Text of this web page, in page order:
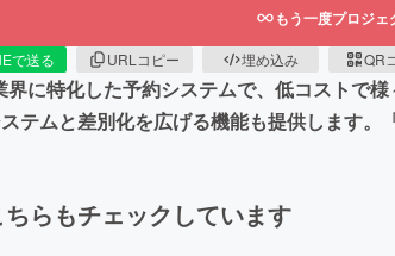
もう一度プロジ
で送る URLコピー 埋め込み QR
に特化した予約システムで、低コストで
テムと差別化を広げる機能も提供します。
らもチェックしています